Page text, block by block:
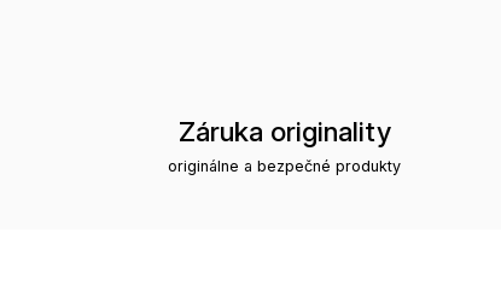
Záruka originality
originálne a bezpečné produkty